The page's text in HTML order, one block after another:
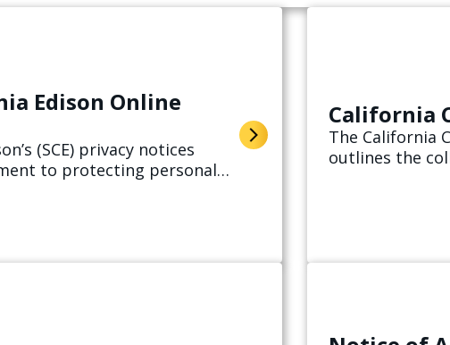
Edison Online
(SCE) privacy notices
to protecting personal
California
The California
outlines the